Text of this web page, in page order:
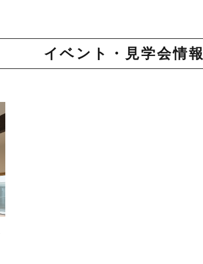
イベント・見学会情報